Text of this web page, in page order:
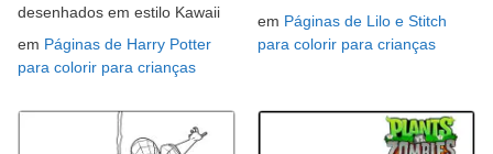
desenhados em estilo Kawaii
em Páginas de Harry Potter
para colorir para crianças
em Páginas de Lilo e Stitch
para colorir para crianças